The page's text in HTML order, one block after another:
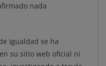
nada
Igualdad se ha
su sitio web oficial ni